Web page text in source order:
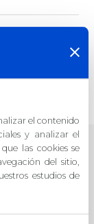
el contenido
y analizar el
las cookies se
del sitio,
estudios de